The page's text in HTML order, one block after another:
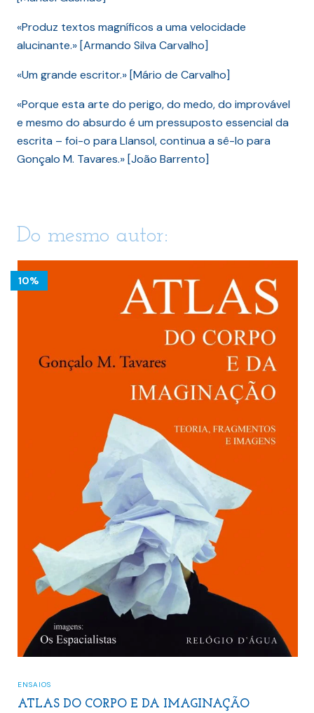
«Produz textos magníficos a uma velocidade
alucinante.» [Armando Silva Carvalho]
«Um grande escritor.» [Mário de Carvalho]
«Porque esta arte do perigo, do medo, do improvável
e mesmo do absurdo é um pressuposto essencial da
escrita – foi-o para Llansol, continua a sê-lo para
Gonçalo M. Tavares.» [João Barrento]
Do mesmo autor:
10%
ENSAIOS
ATLAS DO CORPO E DA IMAGINAÇÃO